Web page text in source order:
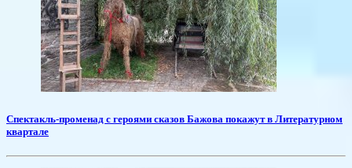
​Спектакль-променад с героями сказов Бажова покажут в Литературном
квартале